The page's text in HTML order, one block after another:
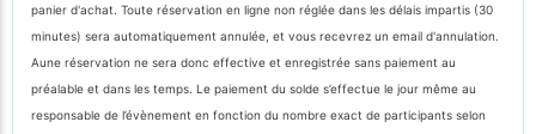
panier d'achat. Toute réservation en ligne non réglée dans les délais impartis (30
minutes) sera automatiquement annulée, et vous recevrez un email d'annulation.
Aune réservation ne sera donc effective et enregistrée sans paiement au
préalable et dans les temps. Le paiement du solde s’effectue le jour même au
responsable de l’évènement en fonction du nombre exact de participants selon